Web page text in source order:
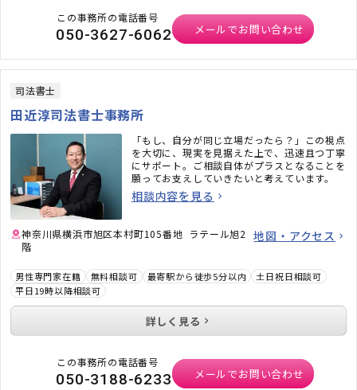
この事務所の電話番号
050-3627-6062 メールでお問い合わせ
司法書士
田近淳司法書士事務所
「もし、自分が同じ立場だったら？」この視点
を大切に、現実を見据えた上で、迅速且つ丁寧
にサポート。ご相談自体がプラスとなることを
願ってお支えしていきたいと考えています。
相談内容を見る
神奈川県横浜市旭区本村町105番地 ラテール旭2
階
地図・アクセス
男性専門家在籍 無料相談可 最寄駅から徒歩5分以内
土日祝日相談可
平日19時以降相談可
詳しく見る
この事務所の電話番号
050-3188-6233 メールでお問い合わせ